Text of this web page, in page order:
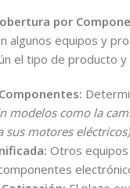
por
algunos equipos y
el tipo de producto
modelos como la
sus motores eléctricos)
Otros